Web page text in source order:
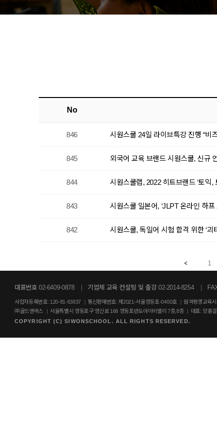
No
846 시원스쿨 24일 라이브특강 진행 “비
845 외국어 교육 브랜드 시원스쿨, 신규
844 시원스쿨랩, 2022 히트브랜드 ‘토익,
843 시원스쿨 일본어, ‘JLPT 온라인 하프
842 시원스쿨, 독일어 시험 합격 위한 ‘괴
1
대표번호 02-6409-0878 기업체 교육 컨설팅 및 출강 02-2014-8254
사업자등록번호: 120-81-63837 | 통신판매번호: 제2021-서울영등포-0400호 | 원격평생교육
㈜골드앤에스
| 서울특별시 영등포구 영신로 166 영등포반도아이비밸리 7층,8층 | 대표: 양홍
COPYRIGHT (C) SIWONSCHOOL. ALL RIGHTS RESERVED.